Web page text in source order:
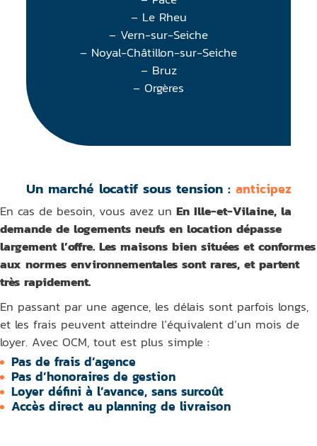
– Le Rheu
– Vern-sur-Seiche
– Noyal-Châtillon-sur-Seiche
– Bruz
– Orgères
Un marché locatif sous tension : anticipez
En cas de besoin, vous avez un En Ille-et-Vilaine, la
demande de logements neufs en location dépasse
largement l’offre. Les maisons bien situées et conformes
aux normes environnementales sont rares, et partent
très rapidement.
En passant par une agence, les délais sont parfois longs,
et les frais peuvent atteindre l’équivalent d’un mois de
loyer. Avec OCM, tout est plus simple :
Pas de frais d’agence
Pas d’honoraires de gestion
Loyer défini à l’avance, sans surcoût
Accès direct au planning de livraison